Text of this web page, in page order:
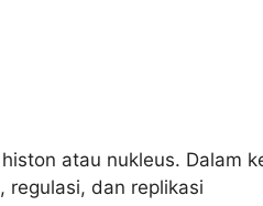
atau nukleus. Dalam
regulasi, dan replikasi